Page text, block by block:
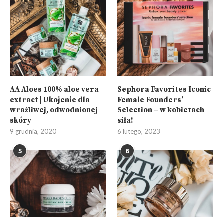
AA Aloes 100% aloe vera
extract | Ukojenie dla
wrażliwej, odwodnionej
skóry
9 grudnia, 2020
Sephora Favorites Iconic
Female Founders’
Selection – w kobietach
siła!
6 lutego, 2023
5 6